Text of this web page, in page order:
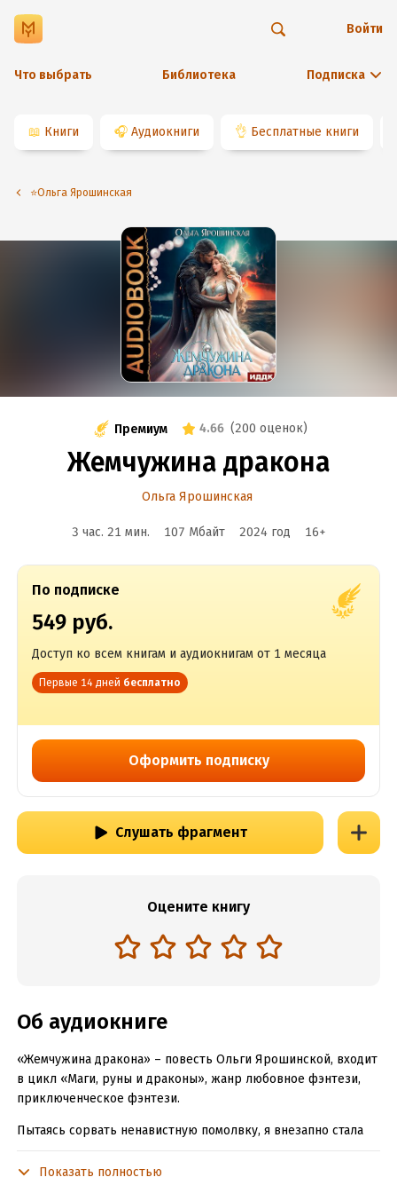
Что выбрать Библиотека Подписка
Войти
📖 Книги 🎧 Аудиокниги 👌 Бесплатные книги
⭐️Ольга Ярошинская
Премиум 4.66 (200 оценок)
Жемчужина дракона
Ольга Ярошинская
3 час. 21 мин. 107 Мбайт 2024 год 16+
По подписке
549 руб.
Доступ ко всем книгам и аудиокнигам от 1 месяца
Первые 14 дней бесплатно
Оформить подписку
Слушать фрагмент
Оцените книгу
Об аудиокниге
«Жемчужина дракона» – повесть Ольги Ярошинской, входит
в цикл «Маги, руны и драконы», жанр любовное фэнтези,
приключенческое фэнтези.
Пытаясь сорвать ненавистную помолвку, я внезапно стала
теперь его не расторгнуть. Мой муж – дракон, самый
Показать полностью